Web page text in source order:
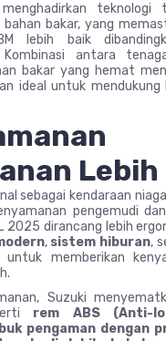
teknologi
bakar, yang
lebih baik
Kombinasi antara
bakar yang hemat
ideal untuk mendukung
Lebih
sebagai kendaraan
pengemudi
2025 dirancang lebih
, sistem hiburan,
untuk memberikan
Suzuki
rem ABS (Anti-
pengaman dengan